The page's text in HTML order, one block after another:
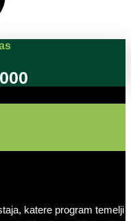
katere program temelji